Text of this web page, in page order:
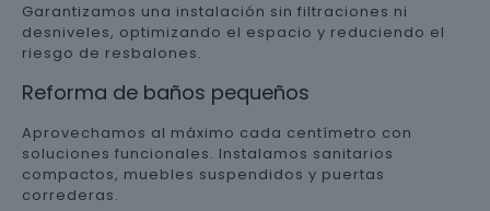
Garantizamos una instalación sin filtraciones ni
desniveles, optimizando el espacio y reduciendo el
riesgo de resbalones.
Reforma de baños pequeños
Aprovechamos al máximo cada centímetro con
soluciones funcionales. Instalamos sanitarios
compactos, muebles suspendidos y puertas
correderas.